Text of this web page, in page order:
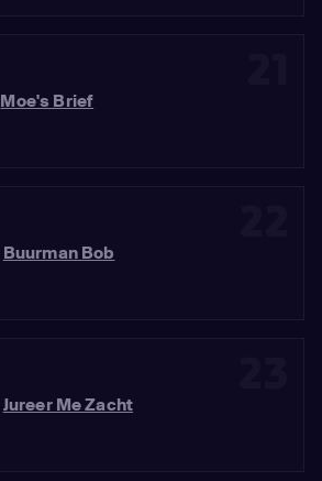
Moe's Brief
Buurman Bob
Jureer Me Zacht